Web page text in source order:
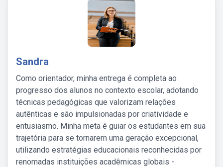
Sandra
Como orientador, minha entrega é completa ao
progresso dos alunos no contexto escolar, adotando
técnicas pedagógicas que valorizam relações
autênticas e são impulsionadas por criatividade e
entusiasmo. Minha meta é guiar os estudantes em sua
trajetória para se tornarem uma geração excepcional,
utilizando estratégias educacionais reconhecidas por
renomadas instituições acadêmicas globais -